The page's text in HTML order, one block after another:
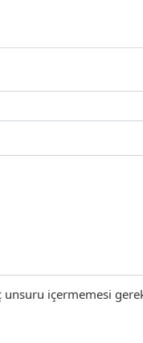
içermemesi